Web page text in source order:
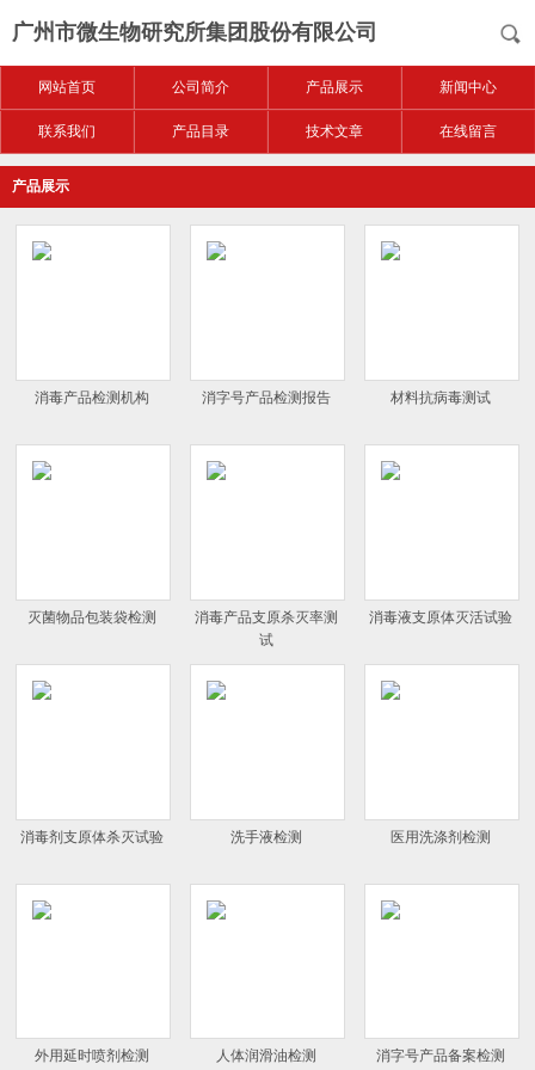
广州市微生物研究所集团股份有限公司
网站首页 公司简介 产品展示 新闻中心
联系我们 产品目录 技术文章 在线留言
产品展示
消毒产品检测机构 消字号产品检测报告 材料抗病毒测试
灭菌物品包装袋检测
消毒产品支原杀灭率测
试
消毒液支原体灭活试验
消毒剂支原体杀灭试验 洗手液检测 医用洗涤剂检测
外用延时喷剂检测 人体润滑油检测 消字号产品备案检测